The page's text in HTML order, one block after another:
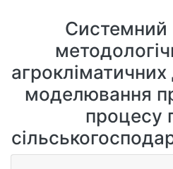
Системний
моделювання
процесу